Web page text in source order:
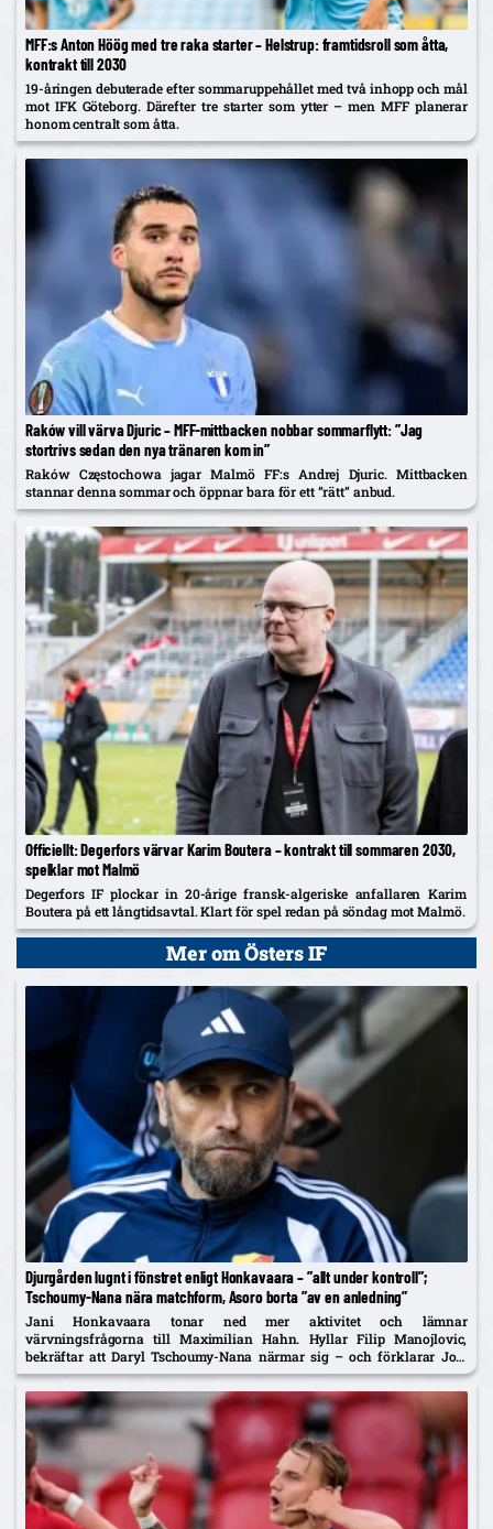
MFF:s Anton Höög med tre raka starter – Helstrup: framtidsroll som åtta,
kontrakt till 2030
19-åringen debuterade efter sommaruppehållet med två inhopp och mål
mot IFK Göteborg. Därefter tre starter som ytter – men MFF planerar
honom centralt som åtta.
Raków vill värva Djuric – MFF-mittbacken nobbar sommarflytt: ”Jag
stortrivs sedan den nya tränaren kom in”
Raków Częstochowa jagar Malmö FF:s Andrej Djuric. Mittbacken
stannar denna sommar och öppnar bara för ett ”rätt” anbud.
Officiellt: Degerfors värvar Karim Boutera – kontrakt till sommaren 2030,
spelklar mot Malmö
Degerfors IF plockar in 20-årige fransk-algeriske anfallaren Karim
Boutera på ett långtidsavtal. Klart för spel redan på söndag mot Malmö.
Mer om Östers IF
Djurgården lugnt i fönstret enligt Honkavaara – ”allt under kontroll”;
Tschoumy-Nana nära matchform, Asoro borta ”av en anledning”
Jani Honkavaara tonar ned mer aktivitet och lämnar
värvningsfrågorna till Maximilian Hahn. Hyllar Filip Manojlovic,
bekräftar att Daryl Tschoumy-Nana närmar sig – och förklarar Joel
Asoros frånvaro med att han är borta "av en anledning".